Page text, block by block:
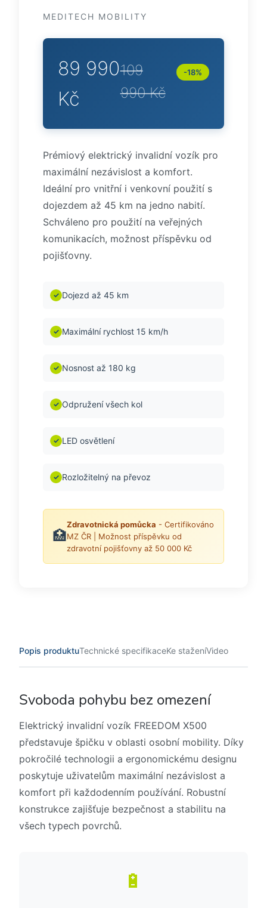
MEDITECH MOBILITY
89 990
Kč
109
990 Kč
-18%
Prémiový elektrický invalidní vozík pro
maximální nezávislost a komfort.
Ideální pro vnitřní i venkovní použití s
dojezdem až 45 km na jedno nabití.
Schváleno pro použití na veřejných
komunikacích, možnost příspěvku od
pojišťovny.
✓ Dojezd až 45 km
✓ Maximální rychlost 15 km/h
✓ Nosnost až 180 kg
✓ Odpružení všech kol
✓ LED osvětlení
✓ Rozložitelný na převoz
🏥
Zdravotnická pomůcka - Certifikováno
MZ ČR | Možnost příspěvku od
zdravotní pojišťovny až 50 000 Kč
Popis produktuTechnické specifikaceKe staženíVideo
Svoboda pohybu bez omezení
Elektrický invalidní vozík FREEDOM X500
představuje špičku v oblasti osobní mobility. Díky
pokročilé technologii a ergonomickému designu
poskytuje uživatelům maximální nezávislost a
komfort při každodenním používání. Robustní
konstrukce zajišťuje bezpečnost a stabilitu na
všech typech povrchů.
🔋